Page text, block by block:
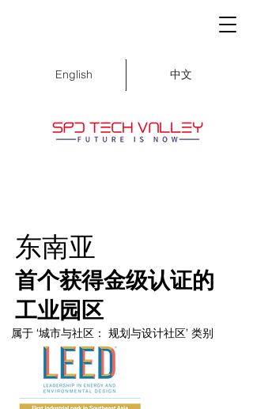
English 中文
东南亚
首个获得金级认证的
​工业园区
属于 ‘城市与社区： 规划与设计社区’ 类别